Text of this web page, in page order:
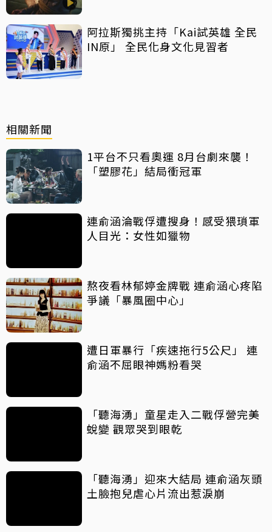
阿拉斯獨挑主持「Kai試英雄 全民
IN原」 全民化身文化見習者
相關新聞
1平台不只看奧運 8月台劇來襲！
「塑膠花」結局衝冠軍
連俞涵淪戰俘遭搜身！感受猥瑣軍
人目光：女性如獵物
熬夜看林郁婷金牌戰 連俞涵心疼陷
爭議「暴風圈中心」
遭日軍暴行「疾速拖行5公尺」 連
俞涵不屈眼神媽粉看哭
「聽海湧」童星走入二戰俘營完美
蛻變 觀眾哭到眼乾
「聽海湧」迎來大結局 連俞涵灰頭
土臉抱兒虐心片流出惹淚崩